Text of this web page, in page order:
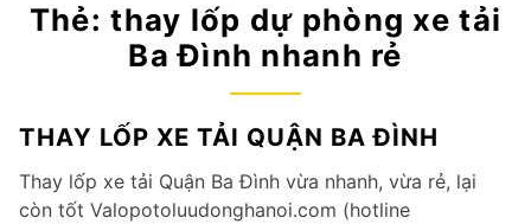
Thẻ:thay lốp dự phòng xe tải
Ba Đình nhanh rẻ
THAY LỐP XE TẢI QUẬN BA ĐÌNH
Thay lốp xe tải Quận Ba Đình vừa nhanh, vừa rẻ, lại
còn tốt Valopotoluudonghanoi.com (hotline